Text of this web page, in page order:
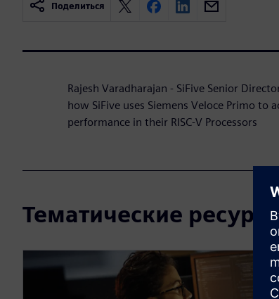
Поделиться
Rajesh Varadharajan - SiFive Senior
how SiFive uses Siemens Veloce Primo
performance in their RISC-V Processors
Тематические